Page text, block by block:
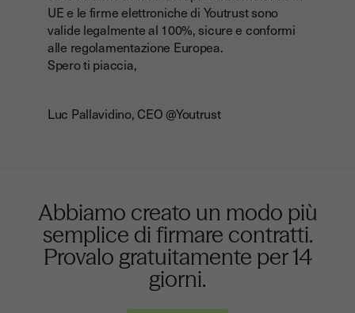
UE e le firme elettroniche di Youtrust sono
valide legalmente al 100%, sicure e conformi
alle regolamentazione Europea.
Spero ti piaccia,
Luc Pallavidino, CEO @Youtrust
Abbiamo creato un modo più
semplice di firmare contratti.
Provalo gratuitamente per 14
giorni.